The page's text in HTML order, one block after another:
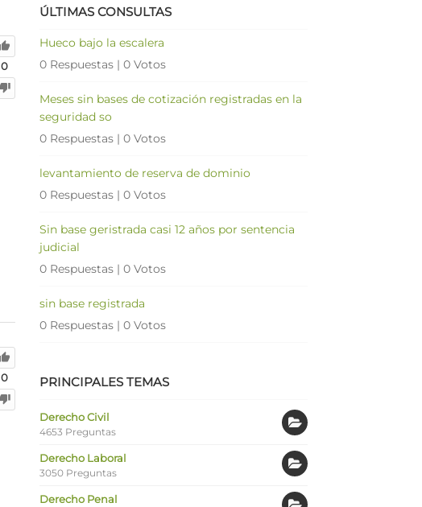
0
0
ÚLTIMAS CONSULTAS
Hueco bajo la escalera
0 Respuestas | 0 Votos
Meses sin bases de cotización registradas en la
seguridad so
0 Respuestas | 0 Votos
levantamiento de reserva de dominio
0 Respuestas | 0 Votos
Sin base geristrada casi 12 años por sentencia
judicial
0 Respuestas | 0 Votos
sin base registrada
0 Respuestas | 0 Votos
PRINCIPALES TEMAS
Derecho Civil
4653 Preguntas
Derecho Laboral
3050 Preguntas
Derecho Penal